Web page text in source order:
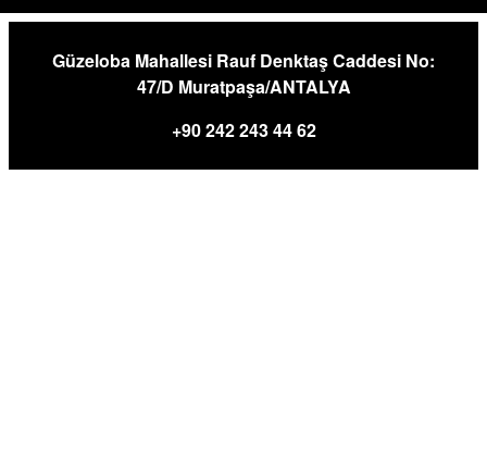
Güzeloba Mahallesi Rauf Denktaş Caddesi No:
47/D Muratpaşa/ANTALYA
+90 242 243 44 62